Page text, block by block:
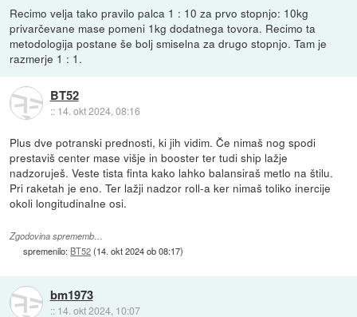
Recimo velja tako pravilo palca 1 : 10 za prvo stopnjo: 10kg
privarčevane mase pomeni 1kg dodatnega tovora. Recimo ta
metodologija postane še bolj smiselna za drugo stopnjo. Tam je
razmerje 1 : 1.
BT52
:: 14. okt 2024, 08:16
Plus dve potranski prednosti, ki jih vidim. Če nimaš nog spodi
prestaviš center mase višje in booster ter tudi ship lažje
nadzoruješ. Veste tista finta kako lahko balansiraš metlo na štilu.
Pri raketah je eno. Ter lažji nadzor roll-a ker nimaš toliko inercije
okoli longitudinalne osi.
Zgodovina sprememb…
spremenilo: BT52(14. okt 2024 ob 08:17)
bm1973
:: 14. okt 2024, 10:07